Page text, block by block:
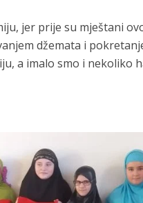
jer prije su mještani
džemata i
a imalo smo i nekoliko